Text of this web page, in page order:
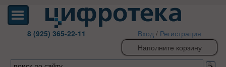
8 (925) 365-22-11 Вход / Регистрация
Наполните корзину